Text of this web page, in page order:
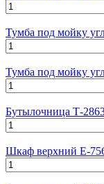
Тумба под мойку
Тумба под мойку
Бутылочница Т-
Шкаф верхний Е-